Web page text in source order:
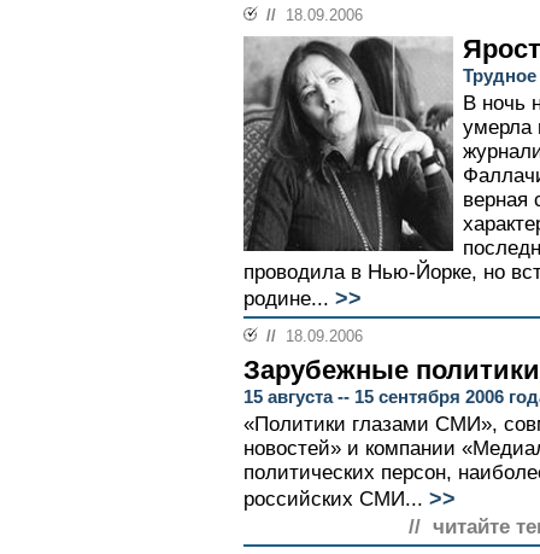
// 18.09.2006
В ночь
умерла
верная
проводила в Нью-Йорке, но
родине... >>
// 18.09.2006
Зарубежные
15 августа -- 15 сентября 2006
«Политики глазами СМИ»,
новостей» и компании
политических персон,
российских СМИ... >>
// читайте